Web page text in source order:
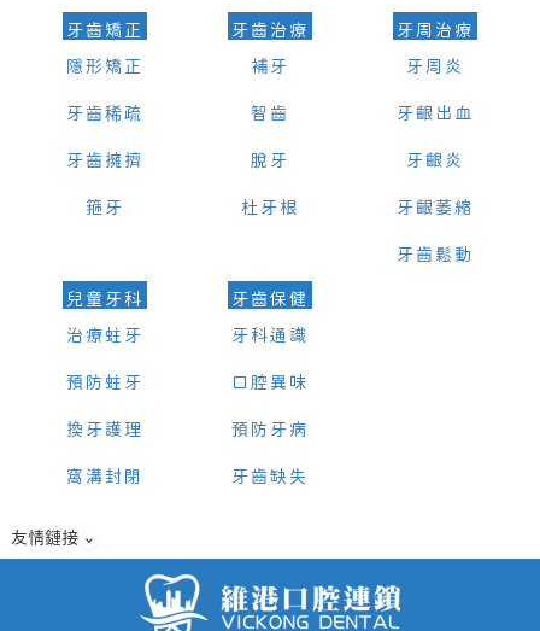
牙齒矯正
隱形矯正
牙齒稀疏
牙齒擁擠
箍牙
牙齒治療
補牙
智齒
脫牙
杜牙根
牙周治療
牙周炎
牙齦出血
牙齦炎
牙齦萎縮
牙齒鬆動
兒童牙科
治療蛀牙
預防蛀牙
換牙護理
窩溝封閉
牙齒保健
牙科通識
口腔異味
預防牙病
牙齒缺失
友情鏈接